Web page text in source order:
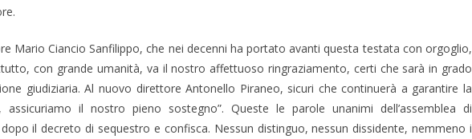
Mario Ciancio Sanfilippo, che nei decenni ha portato avanti questa testata con orgoglio,
con grande umanità, va il nostro affettuoso ringraziamento, cer­ti che sarà in grado
giudiziaria. Al nuovo direttore Antonello Piraneo, sicuri che continuerà a garantire la
assicuriamo il nostro pieno sostegno”. Queste le pa­role unanimi dell’assemblea di
il de­creto di sequestro e confisca. Nessun distinguo, nessun dissidente, nemmeno i